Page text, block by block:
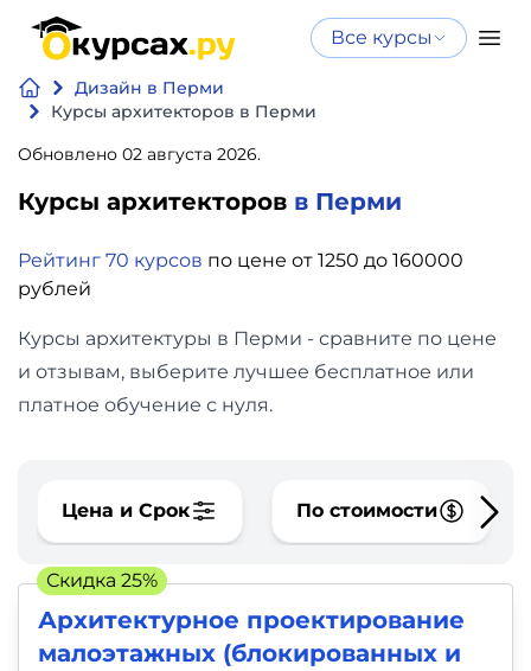
Все курсы
Дизайн в Перми
Курсы архитекторов в Перми
Обновлено 02 августа 2026.
Курсы архитекторов в Перми
Рейтинг 70 курсов по цене от 1250 до 160000
рублей
Курсы архитектуры в Перми - сравните по цене
и отзывам, выберите лучшее бесплатное или
платное обучение с нуля.
Цена и Срок По стоимости
Архитектурное проектирование
малоэтажных (блокированных и
Скидка 25%
Нейросеть
и ИИ
Программирование
и
Дизайн
Видео,
фото,
аудио
Маркетинг
Нейросеть и ИИ
интеллекту
Бесплатно